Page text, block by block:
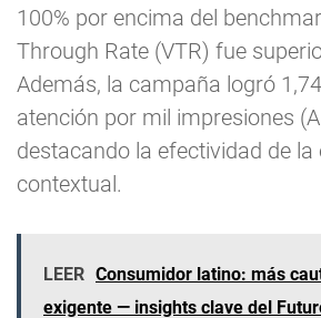
100% por encima del
Through Rate (VTR) fue
Además, la campaña logró
atención por mil impresiones
destacando la efectividad de la
contextual.
LEER Consumidor latino: más
exigente — insights clave del